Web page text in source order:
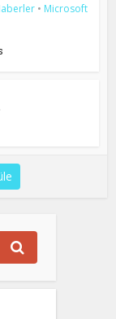
• Microsoft